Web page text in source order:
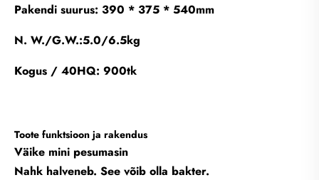
Pakendi suurus: 390 * 375 * 540mm
N. W./G.W.:5.0/6.5kg
Kogus / 40HQ: 900tk
Toote funktsioon ja rakendus
Väike mini pesumasin
Nahk halveneb. See võib olla bakter.